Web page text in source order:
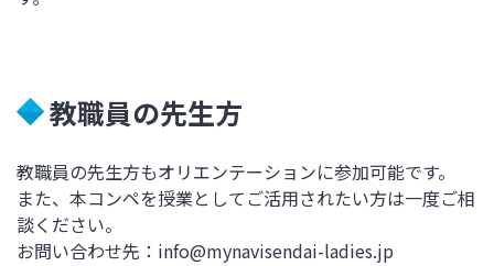
教職員の先生方
教職員の先生方もオリエンテーションに参加可能です。
また、本コンペを授業としてご活用されたい方は一度ご相
談ください。
お問い合わせ先： info@mynavisendai-ladies.jp